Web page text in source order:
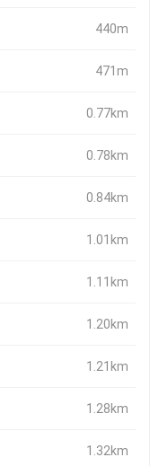
440m
471m
0.77km
0.78km
0.84km
1.01km
1.11km
1.20km
1.21km
1.28km
1.32km